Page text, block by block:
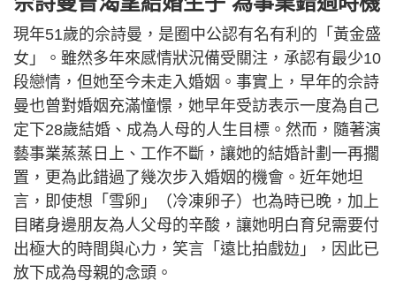
現年51歲的佘詩曼，是圈中公認有名有利的「黃金盛
女」。雖然多年來感情狀況備受關注，承認有最少10
段戀情，但她至今未走入婚姻。事實上，早年的佘詩
曼也曾對婚姻充滿憧憬，她早年受訪表示一度為自己
定下28歲結婚、成為人母的人生目標。然而，隨著演
藝事業蒸蒸日上、工作不斷，讓她的結婚計劃一再擱
置，更為此錯過了幾次步入婚姻的機會。近年她坦
言，即使想「雪卵」（冷凍卵子）也為時已晚，加上
目睹身邊朋友為人父母的辛酸，讓她明白育兒需要付
出極大的時間與心力，笑言「遠比拍戲攰」，因此已
放下成為母親的念頭。